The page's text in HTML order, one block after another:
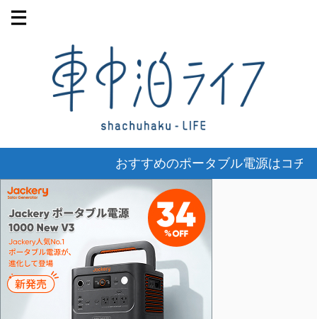
おすすめのポータブル電源はコチラ